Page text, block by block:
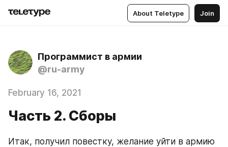
About Teletype Join
Программист в армии
@ru-army
February 16, 2021
Часть 2. Сборы
Итак, получил повестку, желание уйти в армию